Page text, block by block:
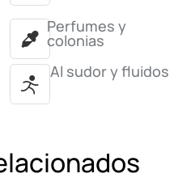
Perfumes y
colonias
Al sudor y fluidos